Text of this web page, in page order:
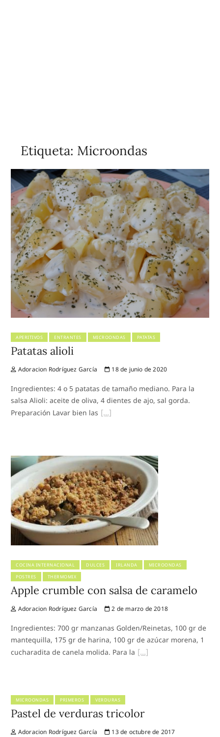
Etiqueta: Microondas
APERITIVOS ENTRANTES MICROONDAS PATATAS
Patatas alioli
Adoracion Rodríguez García 18 de junio de 2020
Ingredientes: 4 o 5 patatas de tamaño mediano. Para la
salsa Alioli: aceite de oliva, 4 dientes de ajo, sal gorda.
Preparación Lavar bien las
COCINA INTERNACIONAL DULCES IRLANDA
MICROONDAS
POSTRES
THERMOMIX
Apple crumble con salsa de caramelo
Adoracion Rodríguez García 2 de marzo de 2018
Ingredientes: 700 gr manzanas Golden/Reinetas, 100 gr de
mantequilla, 175 gr de harina, 100 gr de azúcar morena, 1
cucharadita de canela molida. Para la
MICROONDAS PRIMEROS VERDURAS
Pastel de verduras tricolor
Adoracion Rodríguez García 13 de octubre de 2017